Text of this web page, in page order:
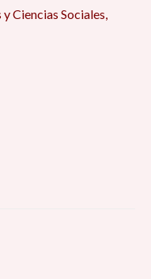
Ciencias Sociales,